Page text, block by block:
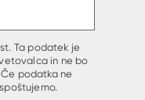
Ta podatek je
in ne bo
podatka ne